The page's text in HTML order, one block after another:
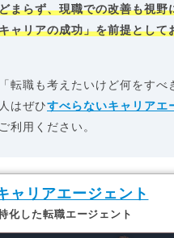
まらず、現職での改善も視野
ャリアの成功」を前提として
転職も考えたいけど何をすべ
はぜひすべらないキャリアエ
利用ください。
ャリアエージェント
化した転職エージェント